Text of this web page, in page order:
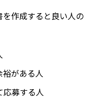
作成すると良い人の
がある人
応募する人